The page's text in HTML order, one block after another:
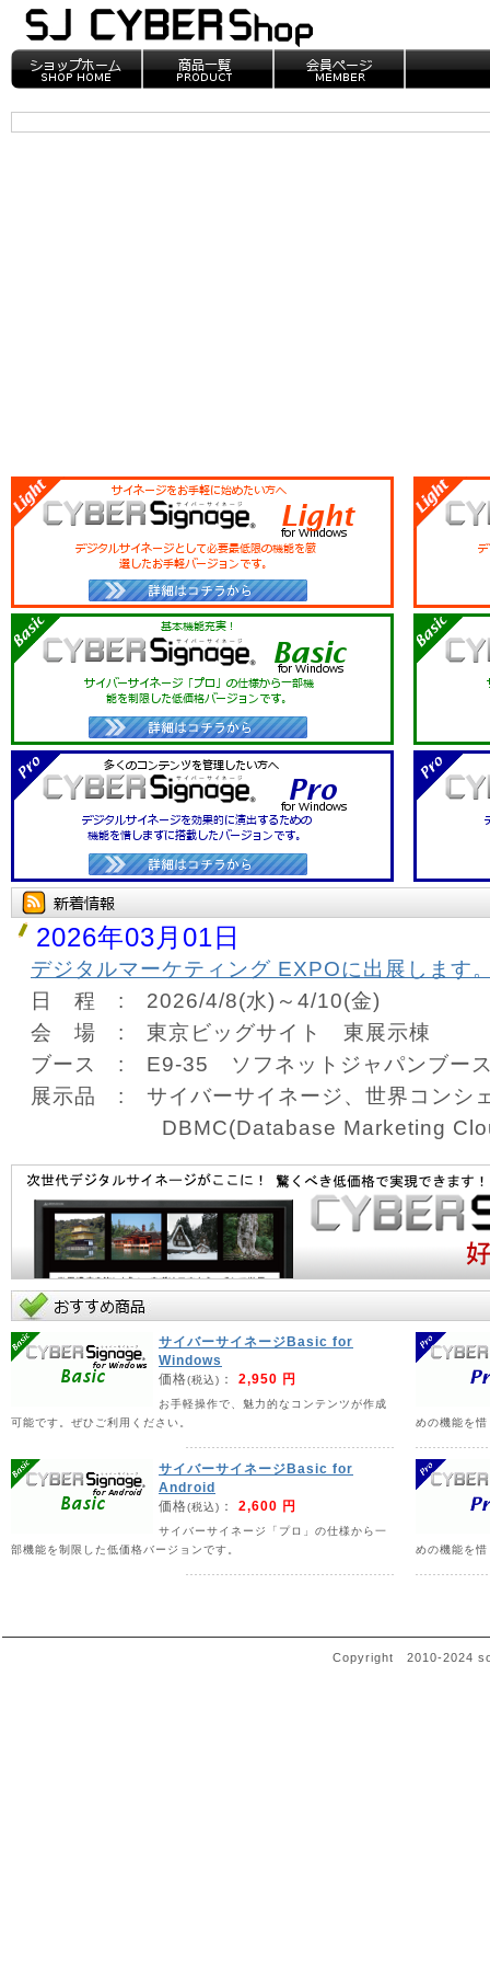
2026年03月01日
デジタルマーケティング EXPOに出展します
日 程 : 2026/4/8(水)～4/10(金)
会 場 : 東京ビッグサイト 東展示棟
ブース : E9-35 ソフネットジャパンブー
展示品 : サイバーサイネージ、世界コンシ
DBMC(Database Marketing
下記の「【来場】登録する」からの登録にて
https://www.japan-it.jp/hub/ja-jp/visit/
皆様のご来場をお待ち申し上げております。
◇ソフネットジャパン株式会社公式サイト↓
す。
https://www.sofnetjapan.com/
2026年03月01日
ジャパンインテリア総合展2026に出展します
日 程 : 2026/4/8(水)～9(木)
会 場 : 大川産業会館
ブース : 1F C13 ソフネットジャパンブ
サイバーファニシングス、
サイバーサイネージBasic for
Windows
価格(税込) ： 2,950 円
お手軽操作で、魅力的なコンテンツが作成
可能です。ぜひご利用ください。
めの機能を
サイバーサイネージBasic for
Android
価格(税込) ： 2,600 円
サイバーサイネージ「プロ」の仕様から一
部機能を制限した低価格バージョンです。
めの機能を
Copyright 2010-2024